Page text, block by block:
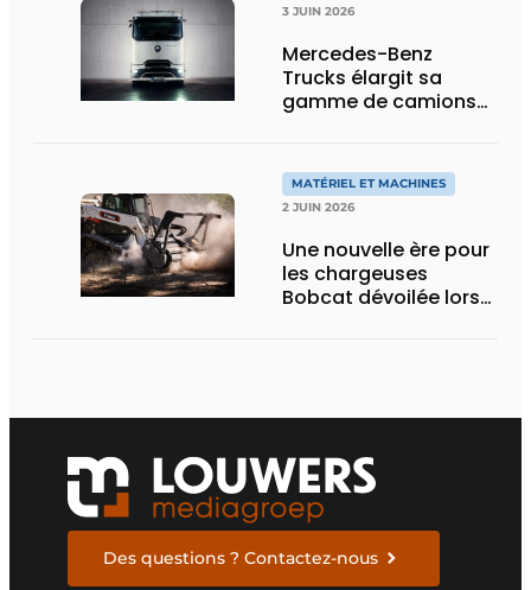
3 JUIN 2026
Mercedes-Benz
Trucks élargit sa
gamme de camions
eActros Lowliner
MATÉRIEL ET MACHINES
2 JUIN 2026
Une nouvelle ère pour
les chargeuses
Bobcat dévoilée lors
Des questions ? Contactez-nous